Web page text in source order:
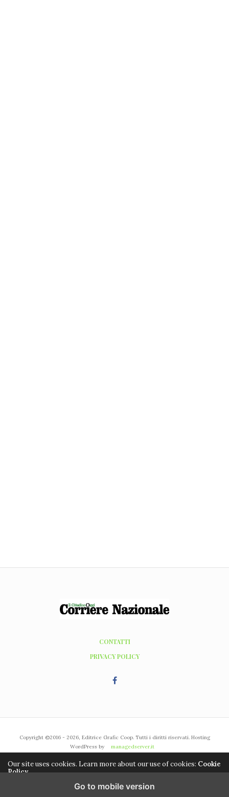
CONTATTI
PRIVACY POLICY
Copyright ©2016 - 2026, Editrice Grafic Coop. Tutti i diritti riservati. Hosting
WordPress by
managedserver.it
Our site uses cookies. Learn more about our use of cookies: Cookie
Policy
ACCEPT
Go to mobile version